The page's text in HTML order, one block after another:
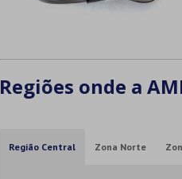
Regiões onde a
Região Central Zona Norte